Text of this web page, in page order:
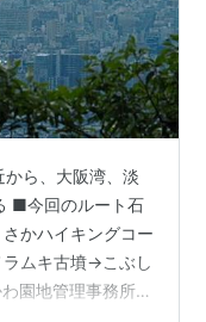
ら、大阪湾、淡
■今回のルート石
かハイキングコー
ムキ古墳→こぶし
園地管理事務所